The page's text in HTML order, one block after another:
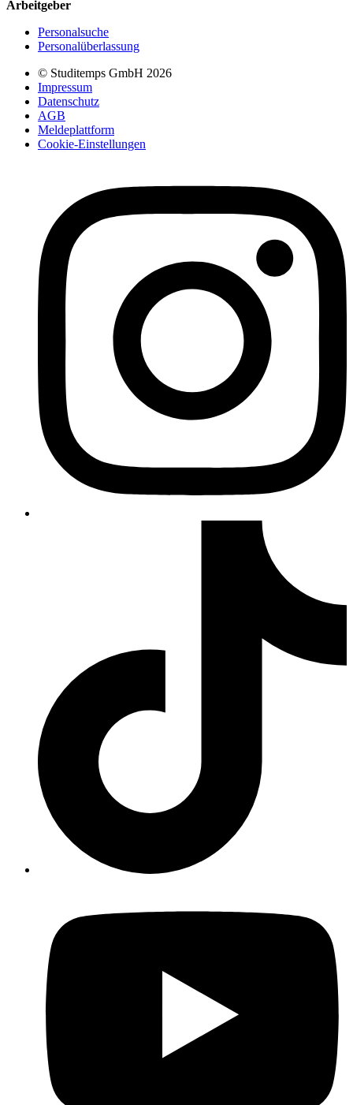
Arbeitgeber
Personalsuche
Personalüberlassung
© Studitemps GmbH 2026
Impressum
Datenschutz
AGB
Meldeplattform
Cookie-Einstellungen